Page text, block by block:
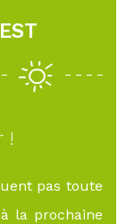
!
pas toute
la prochaine